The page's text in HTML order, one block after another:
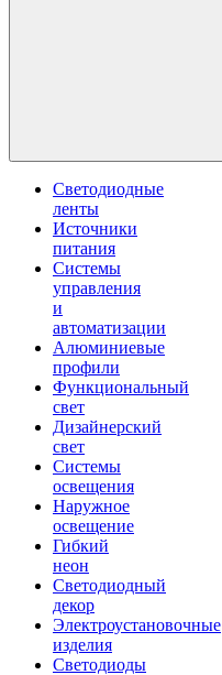
Светодиодные
ленты
Источники
питания
Системы
управления
и
автоматизации
Алюминиевые
профили
Функциональный
свет
Дизайнерский
свет
Системы
освещения
Наружное
освещение
Гибкий
неон
Светодиодный
декор
Электроустановочные
изделия
Светодиоды